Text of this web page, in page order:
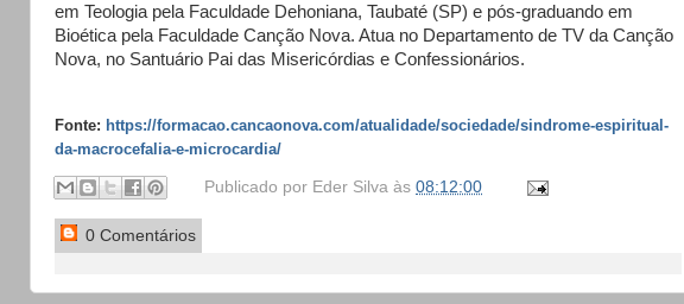
em Teologia pela Faculdade Dehoniana, Taubaté (SP) e pós-graduando em
Bioética pela Faculdade Canção Nova. Atua no Departamento de TV da Canção
Nova, no Santuário Pai das Misericórdias e Confessionários.
F​onte: https://formacao.cancaonova.com/atualidade/sociedade/sindrome-espiritual-
da-macrocefalia-e-microcardia/
Publicado por Eder Silva às 08:12:00
0 Comentários